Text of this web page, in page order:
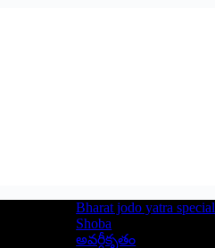
Bharat jodo yatra special
Shoba
అవర్గీకృతం